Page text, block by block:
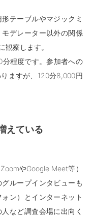
テーブルやマジックミ
デレーター以外の関係
観察します。
分程度です。参加者への
ますが、120分8,000円
えている
やGoogle Meet等）
ループインタビューも
ン）とインターネット
など調査会場に出向く